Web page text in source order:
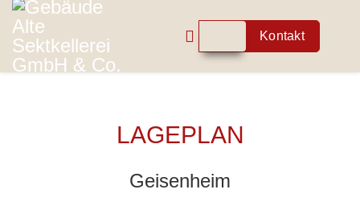
Kontakt
LAGEPLAN
Geisenheim